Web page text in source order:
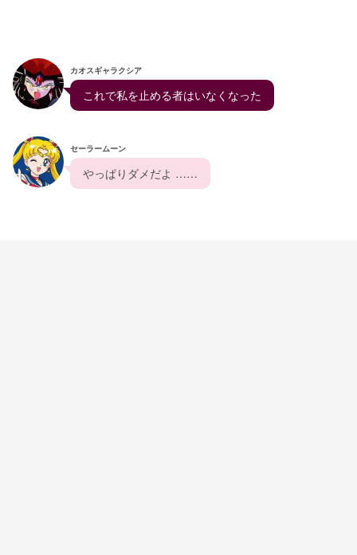
カオスギャラクシア
  これで私を止める者はいなくなった
セーラームーン
  やっぱりダメだよ ……